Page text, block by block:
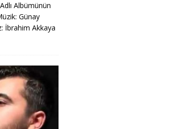
Albümünün
Günay
İbrahim Akkaya